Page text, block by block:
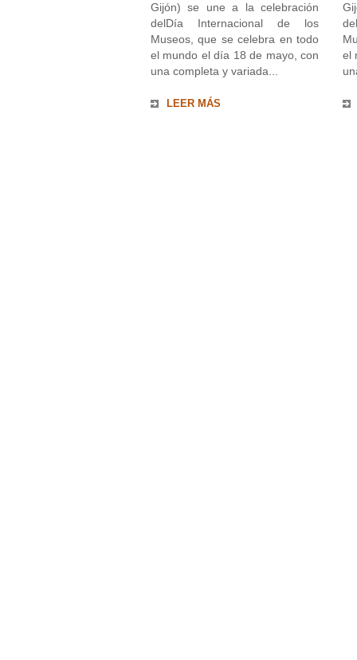
Gijón) se une a la celebración
delDía Internacional de los
Museos, que se celebra en todo
el mundo el día 18 de mayo, con
una completa y variada...
LEER MÁS
el